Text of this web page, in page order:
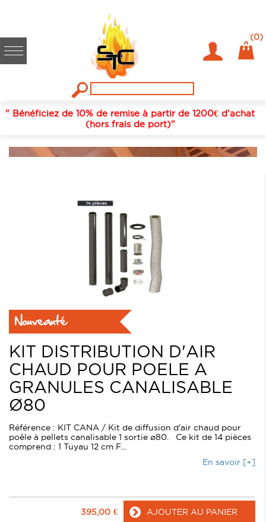
(0)
" Bénéficiez de 10% de remise à partir de 1200€ d'achat
(hors frais de port)"
DISTRIBUTION D'AIR CHAUD
Nouveauté
KIT DISTRIBUTION D'AIR
CHAUD POUR POELE A
GRANULES CANALISABLE
Ø80
Référence : KIT CANA / Kit de diffusion d'air chaud pour
poêle à pellets canalisable 1 sortie ø80. Ce kit de 14 pièces
comprend : 1 Tuyau 12 cm F...
En savoir [+]
395,00 € AJOUTER AU PANIER